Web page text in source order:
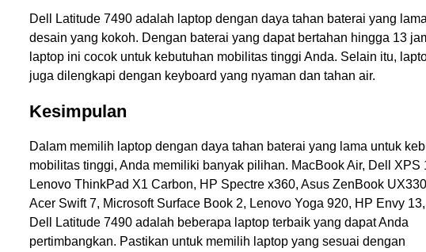
Dell Latitude 7490 adalah laptop dengan daya tahan baterai yang
desain yang kokoh. Dengan baterai yang dapat bertahan hingga 13
laptop ini cocok untuk kebutuhan mobilitas tinggi Anda. Selain itu,
juga dilengkapi dengan keyboard yang nyaman dan tahan air.
Kesimpulan
Dalam memilih laptop dengan daya tahan baterai yang lama untuk
mobilitas tinggi, Anda memiliki banyak pilihan. MacBook Air, Dell XPS
Lenovo ThinkPad X1 Carbon, HP Spectre x360, Asus ZenBook
Acer Swift 7, Microsoft Surface Book 2, Lenovo Yoga 920, HP Envy
Dell Latitude 7490 adalah beberapa laptop terbaik yang dapat Anda
pertimbangkan. Pastikan untuk memilih laptop yang sesuai dengan